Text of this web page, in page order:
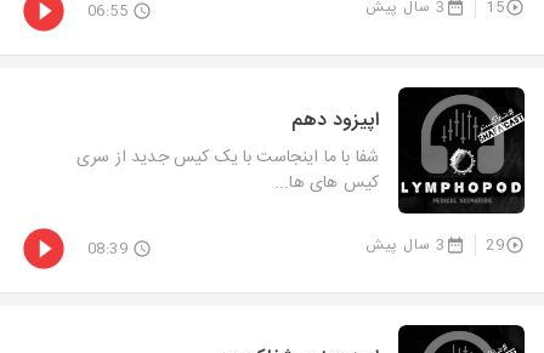
15 3 سال پیش 06:55
اپیزود دهم
شفا با ما اینجاست با یک کیس جدید از سری
کیس های ها...
29 3 سال پیش 08:39